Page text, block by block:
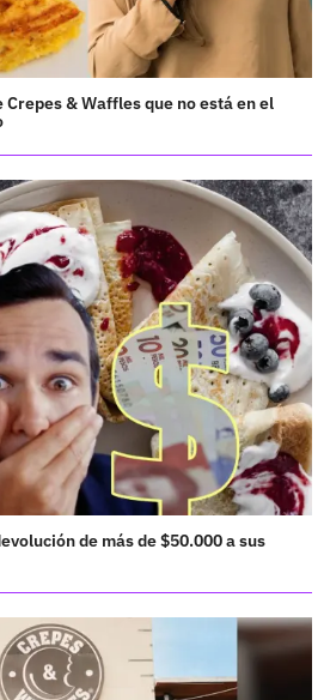
& Waffles que no está en el
de más de $50.000 a sus